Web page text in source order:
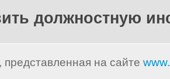
должностную
представленная на сайте